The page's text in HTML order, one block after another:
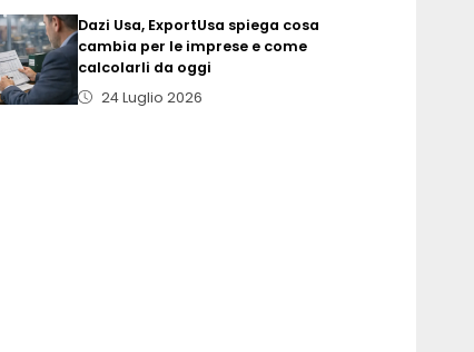
Dazi Usa, ExportUsa spiega cosa
cambia per le imprese e come
calcolarli da oggi
24 Luglio 2026